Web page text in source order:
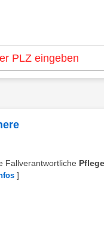
Fallverantwortliche
]